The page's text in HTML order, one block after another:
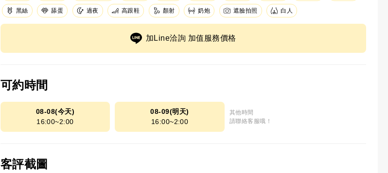
黑絲 舔蛋 過夜 高跟鞋 顏射 奶炮 遮臉拍照 白人
加Line洽詢 加值服務價格
可約時間
08-08(今天)
16:00~2:00
08-09(明天)
16:00~2:00
其他時間
請聯絡客服哦！
客評截圖